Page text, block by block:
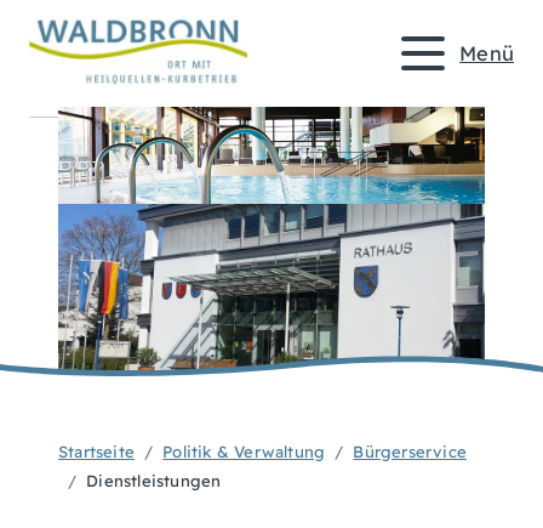
Menü
Startseite Politik & Verwaltung
Bürgerservice
Dienstleistungen